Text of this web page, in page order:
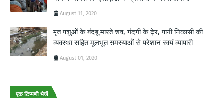
August 11, 2020
मृत पशुओं के बंदबू मारते शव, गंदगी के ढ़ेर, पानी निकासी की
व्यवस्था सहित मूलभूत समस्याओं से परेशान स्वयं व्यापारी
August 01, 2020
एक टिप्पणी भेजें